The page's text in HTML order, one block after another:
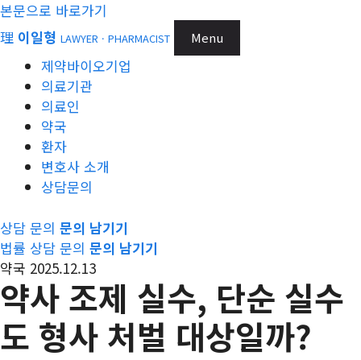
본문으로 바로가기
理 이일형 LAWYER · PHARMACIST Menu
제약바이오기업
의료기관
의료인
약국
환자
변호사 소개
상담문의
상담 문의 문의 남기기
법률 상담 문의 문의 남기기
약국 2025.12.13
약사 조제 실수, 단순 실수
도 형사 처벌 대상일까?